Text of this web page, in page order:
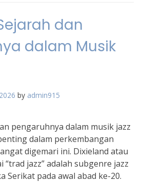
dan
dalam Musik
by admin915
pengaruhnya dalam musik jazz
dalam perkembangan
digemari ini. Dixieland atau
“trad jazz” adalah subgenre jazz
Serikat pada awal abad ke-20.